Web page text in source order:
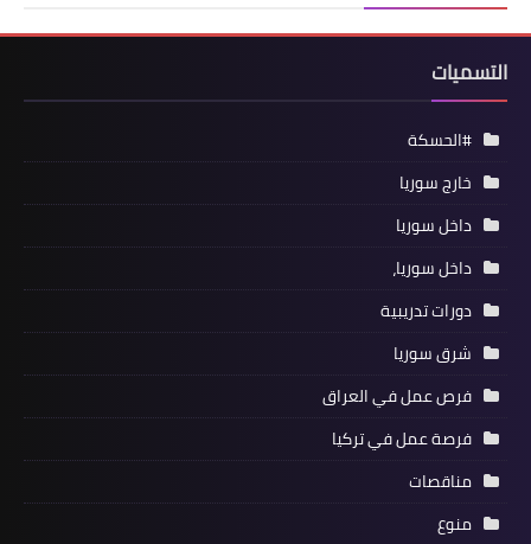
التسميات
#الحسكة
خارج سوريا
داخل سوريا
داخل سوريا،
دورات تدريبية
شرق سوريا
فرص عمل في العراق
فرصة عمل في تركيا
مناقصات
منوع